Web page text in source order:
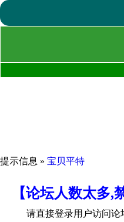
提示信息 » 宝贝平特
【论坛人数太多
请直接登录用户访问论